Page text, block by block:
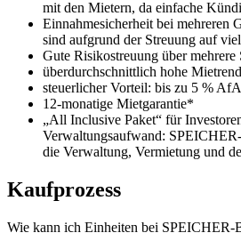
mit den Mietern, da einfache
Einnahmesicherheit bei mehreren
sind aufgrund der Streuung auf
Gute Risikostreuung über mehrere
überdurchschnittlich hohe
steuerlicher Vorteil: bis zu 5 %
12-monatige Mietgarantie*
„All Inclusive Paket“ für
Verwaltungsaufwand:
die Verwaltung, Vermietung und
Kaufprozess
Wie kann ich Einheiten bei SPEICHER-